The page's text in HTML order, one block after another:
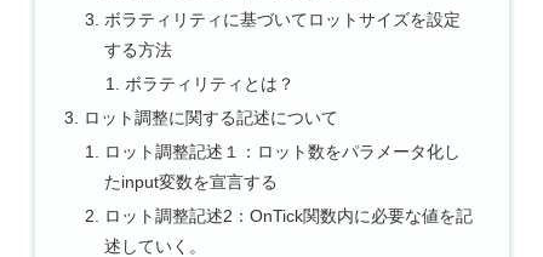
ボラティリティに基づいてロットサイズを設定
する方法
ボラティリティとは？
ロット調整に関する記述について
ロット調整記述１：ロット数をパラメータ化し
たinput変数を宣言する
ロット調整記述2：OnTick関数内に必要な値を記
述していく。